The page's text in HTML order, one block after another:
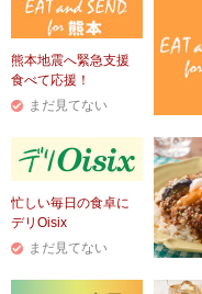
熊本地震へ緊急支援
食べて応援！
まだ見てない
忙しい毎日の食卓に
デリOisix
まだ見てない